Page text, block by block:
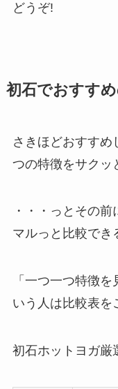
どうぞ!
初石でおすす
さきほどおすすめ
つの特徴をサクッ
・・・っとその
マルっと比較でき
「一つ一つ特徴
いう人は比較表を
初石ホットヨガ厳